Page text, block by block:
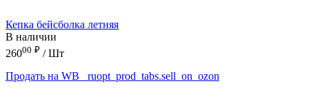
Кепка бейсболка летняя
В наличии
26000 ₽ / Шт
Продать на WB
_ruopt_prod_tabs.sell_on_ozon